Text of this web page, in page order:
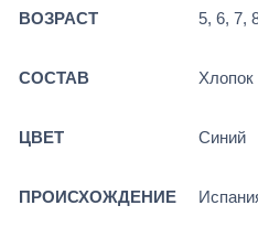
ВОЗРАСТ 5, 6, 7,
СОСТАВ Хлопок
ЦВЕТ Синий
ПРОИСХОЖДЕНИЕ